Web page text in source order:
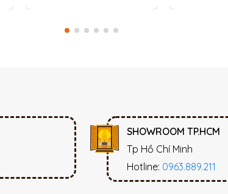
SHOWROOM TP.HCM
Tp Hồ Chí Minh
Hotline: 0963.889.211